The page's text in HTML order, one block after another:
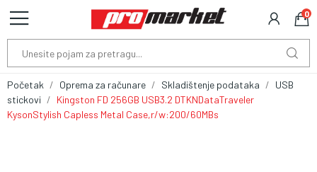
0
Početak Oprema za računare Skladištenje podataka
USB
stickovi
Kingston FD 256GB USB3.2 DTKNDataTraveler
KysonStylish Capless Metal Case,r/w:200/60MBs